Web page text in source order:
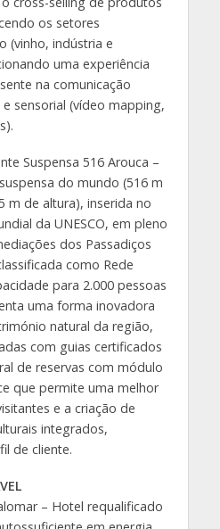
os setores
(vinho, indústria e
uma experiência
na comunicação
sensorial (vídeo mapping,
Suspensa 516 Arouca –
do mundo (516 m
m de altura), inserida no
da UNESCO, em pleno
dos Passadiços
como Rede
para 2.000 pessoas
uma forma inovadora
natural da região,
com guias certificados
de reservas com módulo
que permite uma melhor
e a criação de
integrados,
de cliente.
– Hotel requalificado